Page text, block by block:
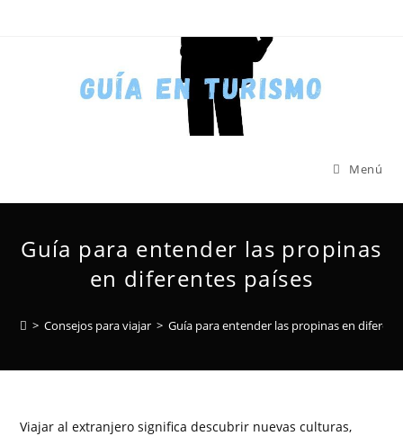
Menú
Guía para entender las propinas
en diferentes países
> Consejos para viajar > Guía para entender las propinas en
Viajar al extranjero significa descubrir nuevas culturas,